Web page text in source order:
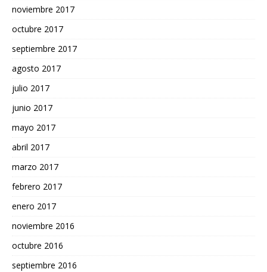
noviembre 2017
octubre 2017
septiembre 2017
agosto 2017
julio 2017
junio 2017
mayo 2017
abril 2017
marzo 2017
febrero 2017
enero 2017
noviembre 2016
octubre 2016
septiembre 2016